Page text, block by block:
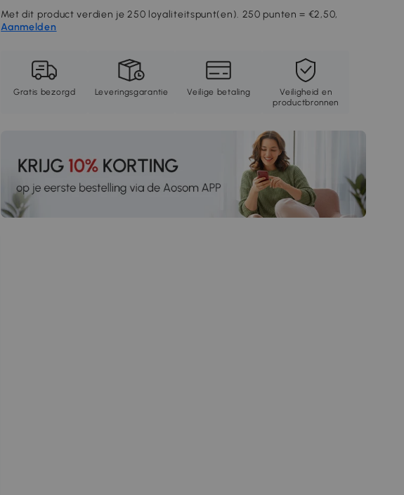
Met dit product verdien je 250 loyaliteitspunt(en). 250 punten = €2,50,
Aanmelden
Gratis bezorgd Leveringsgarantie Veilige betaling
Veiligheid en
productbronnen